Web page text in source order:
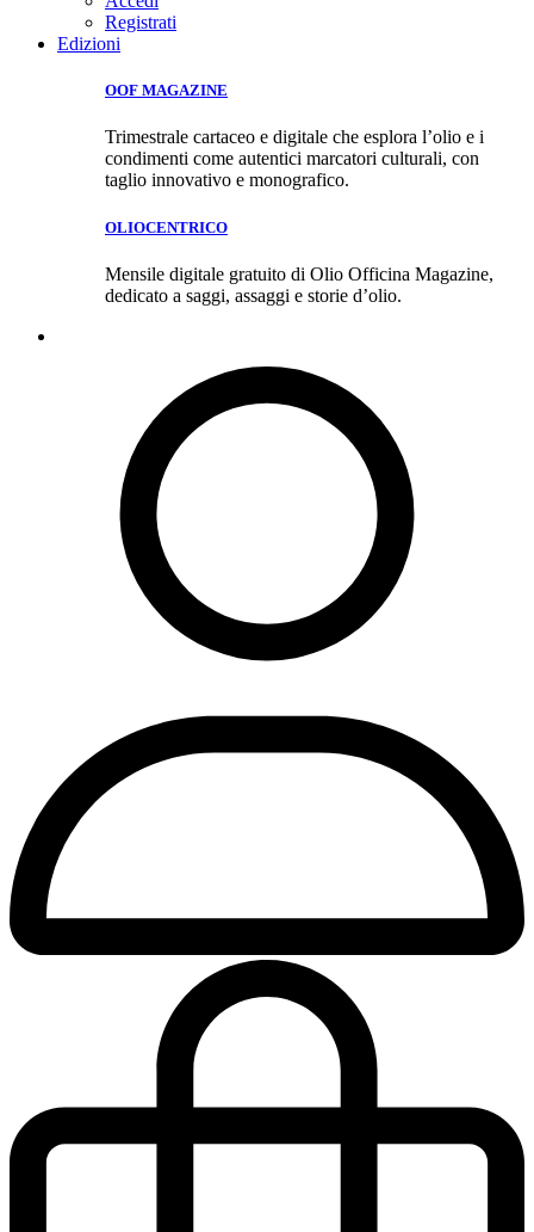
Registrati
Edizioni
OOF MAGAZINE
Trimestrale cartaceo e digitale che esplora l’olio e i
condimenti come autentici marcatori culturali, con
taglio innovativo e monografico.
OLIOCENTRICO
Mensile digitale gratuito di Olio Officina Magazine,
dedicato a saggi, assaggi e storie d’olio.